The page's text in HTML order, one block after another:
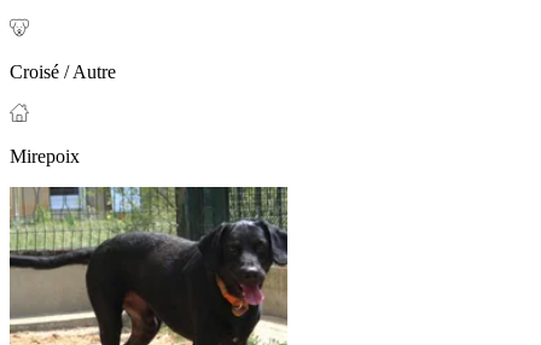
Croisé / Autre
Mirepoix